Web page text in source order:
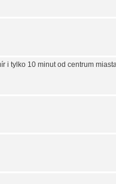
i tylko 10 minut od centrum